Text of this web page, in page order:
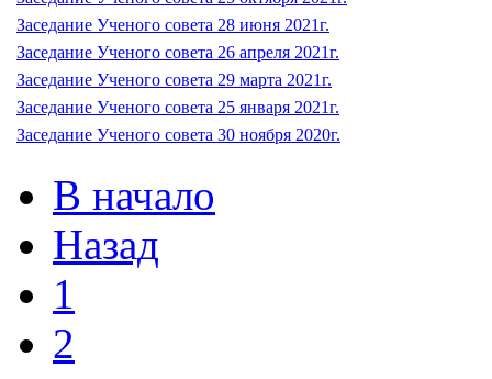
Заседание Ученого совета 28 июня 2021г.
Заседание Ученого совета 26 апреля 2021г.
Заседание Ученого совета 29 марта 2021г.
Заседание Ученого совета 25 января 2021г.
Заседание Ученого совета 30 ноября 2020г.
В начало
Назад
1
2